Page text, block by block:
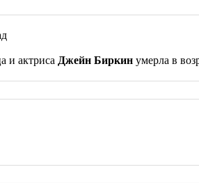
и актриса Джейн Биркин умерла в